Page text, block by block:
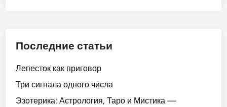
Последние статьи
Лепесток как приговор
Три сигнала одного числа
Эзотерика: Астрология, Таро и Мистика —